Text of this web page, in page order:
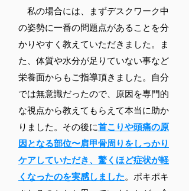
私の場合には、まずデスクワーク中
の姿勢に一番の問題点があることを分
かりやすく教えていただきました。ま
た、体質や水分が足りていない事など
栄養面からもご指導頂きました。自分
では無意識だったので、原因を専門的
な視点から教えてもらえて本当に助か
りました。その後に首こりや頭痛の原
因となる部位〜肩甲骨周りをしっかり
ケアしていただき、驚くほど症状が軽
くなったのを実感しました。ポキポキ